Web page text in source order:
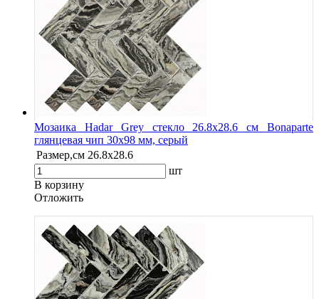
Мозаика Hadar Grey стекло 26.8х28.6 см Bonaparte
глянцевая чип 30х98 мм, серый
Размер,см 26.8х28.6
шт
В корзину
Oтложить